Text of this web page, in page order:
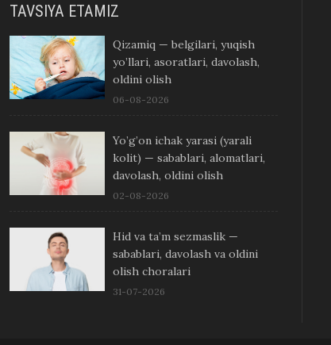
TAVSIYA ETAMIZ
Qizamiq — belgilari, yuqish
yo’llari, asoratlari, davolash,
oldini olish
06-08-2026
Yo’g’on ichak yarasi (yarali
kolit) — sabablari, alomatlari,
davolash, oldini olish
02-08-2026
Hid va ta’m sezmaslik —
sabablari, davolash va oldini
olish choralari
31-07-2026